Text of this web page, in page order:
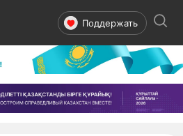
Поддержать